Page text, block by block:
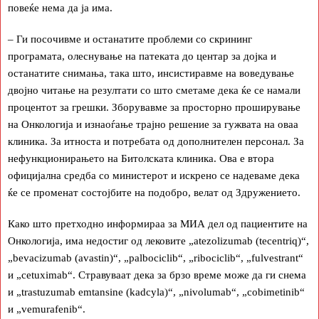
повеќе нема да ја има.
– Ги посочивме и останатите проблеми со скрининг
програмата, олеснување на патеката до центар за дојка и
останатите снимања, така што, инсистиравме на воведување
двојно читање на резултати со што сметаме дека ќе се намали
процентот за грешки. Зборувавме за просторно проширување
на Онкологија и изнаоѓање трајно решение за гужвата на оваа
клиника. За итноста и потребата од дополнителен персонал. За
нефункционирањето на Битолската клиника. Ова е втора
официјална средба со министерот и искрено се надеваме дека
ќе се променат состојбите на подобро, велат од Здружението.
Како што претходно информираа за МИА дел од пациентите на
Онкологија, има недостиг од лековите „atezolizumab (tecentriq)“,
„bevacizumab (avastin)“, „palbociclib“, „ribociclib“, „fulvestrant“
и „cetuximab“. Стравуваат дека за брзо време може да ги снема
и „trastuzumab emtansine (kadcyla)“, „nivolumab“, „cobimetinib“
и „vemurafenib“.